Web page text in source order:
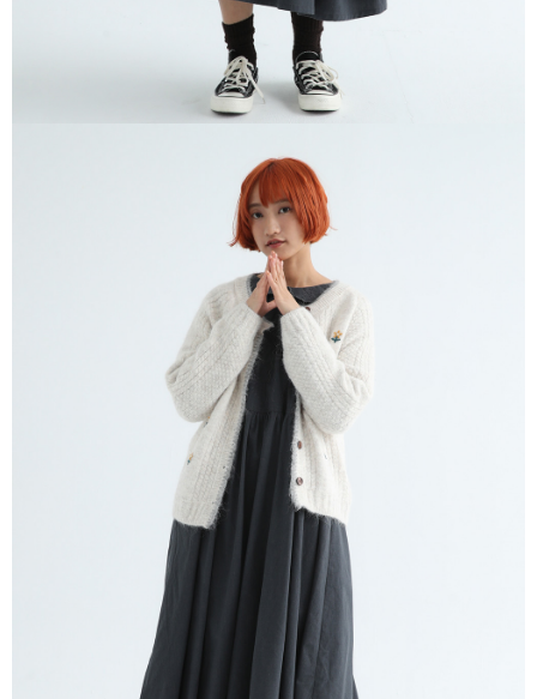
恩沛科技股份有限公司將有權停止該用戶之使用額度並採取法律行動。